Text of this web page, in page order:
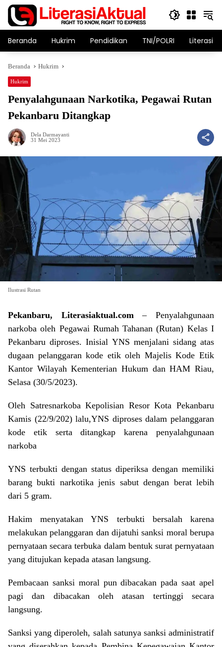
Langsung
konten
Beranda Hukrim Pendidikan TNI/POLRI Literasi
Beranda Hukrim
Hukrim
Penyalahgunaan Narkotika, Pegawai Rutan
Pekanbaru Ditangkap
Dela Darmayanti
31 Mei 2023
Ilustrasi Rutan
Pekanbaru, Literasiaktual.com – Penyalahgunaan
narkoba oleh Pegawai Rumah Tahanan (Rutan) Kelas I
Pekanbaru diproses. Inisial YNS menjalani sidang atas
dugaan pelanggaran kode etik oleh Majelis Kode Etik
Kantor Wilayah Kementerian Hukum dan HAM Riau,
Selasa (30/5/2023).
Oleh Satresnarkoba Kepolisian Resor Kota Pekanbaru
Kamis (22/9/202) lalu,YNS diproses dalam pelanggaran
kode etik serta ditangkap karena penyalahgunaan
narkoba
YNS terbukti dengan status diperiksa dengan memiliki
barang bukti narkotika jenis sabut dengan berat lebih
dari 5 gram.
Hakim menyatakan YNS terbukti bersalah karena
melakukan pelanggaran dan dijatuhi sanksi moral berupa
pernyataan secara terbuka dalam bentuk surat pernyataan
yang ditujukan kepada atasan langsung.
Pembacaan sanksi moral pun dibacakan pada saat apel
pagi dan dibacakan oleh atasan tertinggi secara
langsung.
Sanksi yang diperoleh, salah satunya sanksi administratif